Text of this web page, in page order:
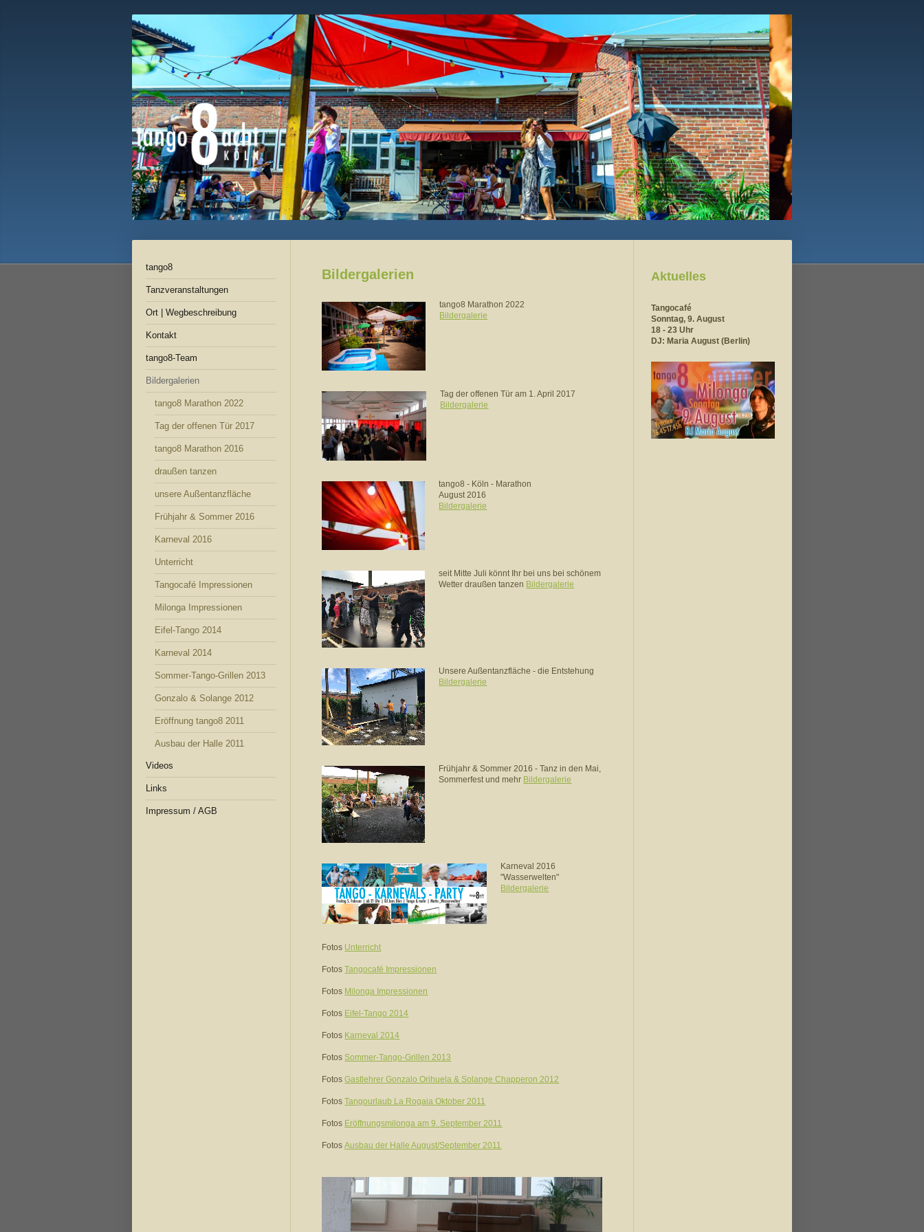
tango8
Tanzveranstaltungen
Ort | Wegbeschreibung
Kontakt
tango8-Team
Bildergalerien
tango8 Marathon 2022
Tag der offenen Tür 2017
tango8 Marathon 2016
draußen tanzen
unsere Außentanzfläche
Frühjahr & Sommer 2016
Karneval 2016
Unterricht
Tangocafé Impressionen
Milonga Impressionen
Eifel-Tango 2014
Karneval 2014
Sommer-Tango-Grillen 2013
Gonzalo & Solange 2012
Eröffnung tango8 2011
Ausbau der Halle 2011
Videos
Links
Impressum / AGB
Bildergalerien
tango8 Marathon 2022
Bildergalerie
Tag der offenen Tür am 1. April 2017
Bildergalerie
tango8 - Köln - Marathon
August 2016
Bildergalerie
seit Mitte Juli könnt Ihr bei uns bei schönem
Wetter draußen tanzen Bildergalerie
Unsere Außentanzfläche - die Entstehung
Bildergalerie
Frühjahr & Sommer 2016 - Tanz in den Mai,
Sommerfest und mehr Bildergalerie
Karneval 2016
"Wasserwelten"
Bildergalerie
Fotos Unterricht
FotosTangocafé Impressionen
Fotos Milonga Impressionen
Fotos Eifel-Tango 2014
Fotos Karneval 2014
FotosSommer-Tango-Grillen 2013
FotosGastlehrer Gonzalo Orihuela & Solange Chapperon 2012
FotosTangourlaub La Rogaia Oktober 2011
Fotos Eröffnungsmilonga am 9. September 2011
FotosAusbau der Halle August/September 2011
Aktuelles
Tangocafé
Sonntag, 9. August
18 - 23 Uhr
DJ: Maria August (Berlin)